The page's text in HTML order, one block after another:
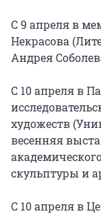
С 9 апреля в
Некрасова
Андрея
С 10 апреля в
художеств
весенняя
скульптуры и
С 10 апреля в